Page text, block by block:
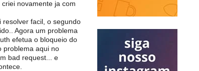
novamente ja com
facil, o segundo
Agora um problema
efetua o bloqueio do
problema aqui no
bad request... e